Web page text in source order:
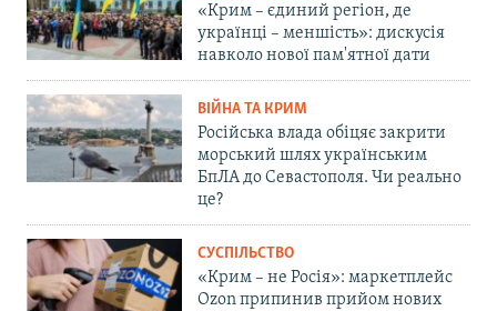
«Крим – єдиний регіон, де
українці – меншість»: дискусія
навколо нової пам'ятної дати
ВІЙНА ТА КРИМ
Російська влада обіцяє закрити
морський шлях українським
БпЛА до Севастополя. Чи реально
це?
СУСПІЛЬСТВО
«Крим – не Росія»: маркетплейс
Ozon припинив прийом нових